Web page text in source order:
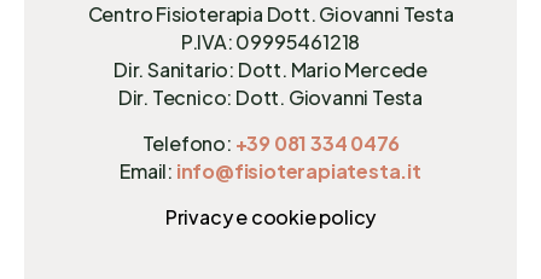
Centro Fisioterapia Dott. Giovanni Testa
P.IVA: 09995461218
Dir. Sanitario: Dott. Mario Mercede
Dir. Tecnico: Dott. Giovanni Testa
Telefono: +39 081 334 0476
Email: info@fisioterapiatesta.it
Privacy e cookie policy